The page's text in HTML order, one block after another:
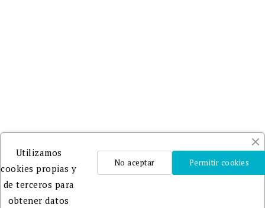
Utilizamos
cookies propias y
de terceros para
obtener datos
Permitir cookies
No aceptar